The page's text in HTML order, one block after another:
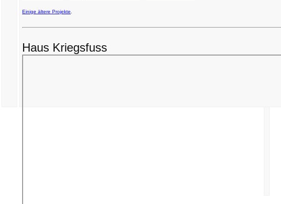
Einige ältere Projekte
Haus Kriegsfuss